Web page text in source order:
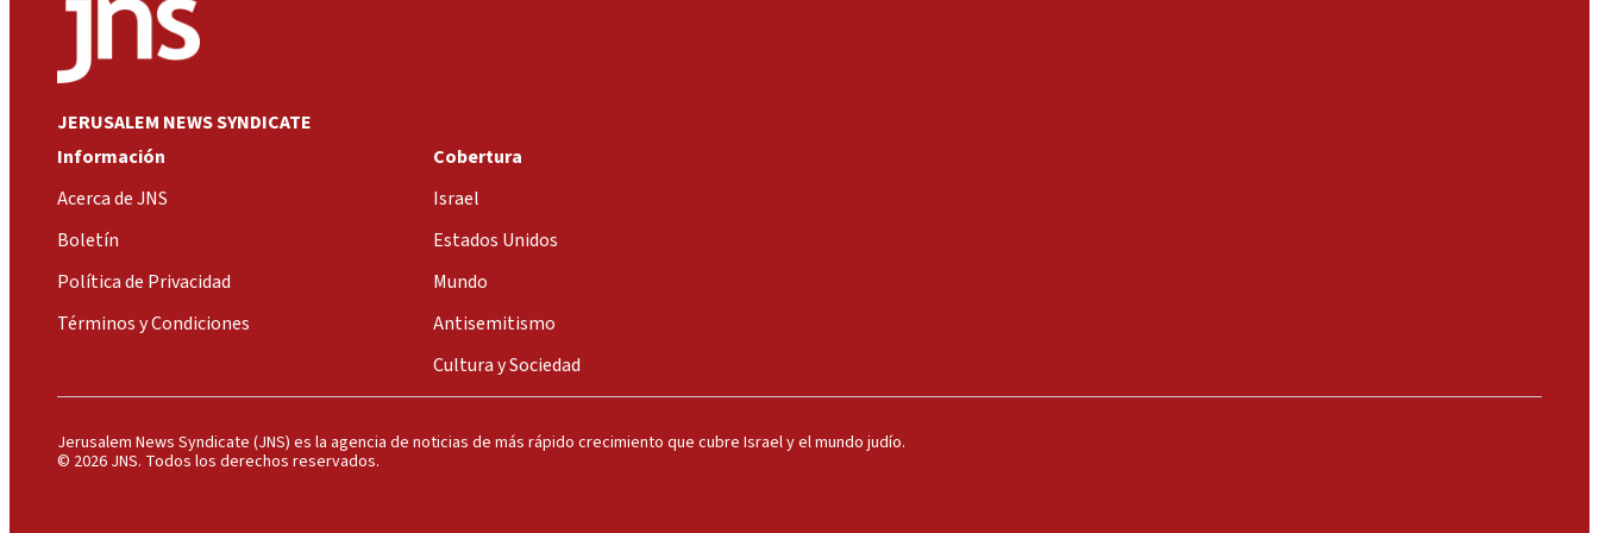
JERUSALEM NEWS SYNDICATE
Información
Acerca de JNS
Boletín
Política de Privacidad
Términos y Condiciones
Cobertura
Israel
Estados Unidos
Mundo
Antisemitismo
Cultura y Sociedad
Jerusalem News Syndicate (JNS) es la agencia de noticias de más rápido crecimiento que cubre Israel y el mundo judío.
© 2026 JNS. Todos los derechos reservados.